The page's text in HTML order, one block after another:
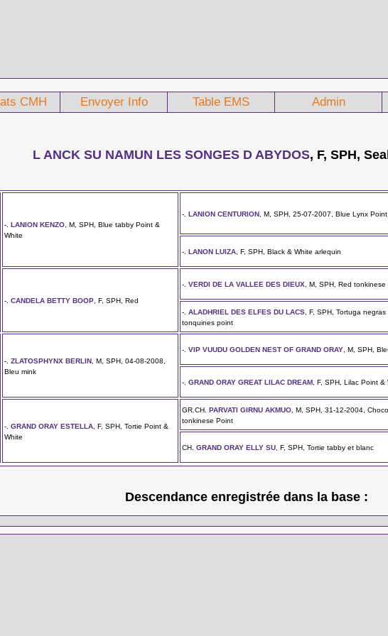
CMH Envoyer Info Table EMS Admin
L ANCK SU NAMUN LES SONGES D ABYDOS, F, SPH,
-.LANION KENZO , M, SPH, Blue tabby Point &
White
-.LANION CENTURION , M, SPH, 25-07-2007, Blue Lynx
-.LANON LUIZA , F, SPH, Black & White arlequin
-.CANDELA BETTY BOOP , F, SPH, Red
-.VERDI DE LA VALLEE DES DIEUX , M, SPH, Red
-.ALADHRIEL DES ELFES DU LACS , F, SPH, Tortuga negras
tonquines point
-.ZLATOSPHYNX BERLIN , M, SPH, 04-08-2008,
Bleu mink
-.VIP VUUDU GOLDEN NEST OF GRAND ORAY , M, SPH,
-.GRAND ORAY GREAT LILAC DREAM , F, SPH, Lilac Point &
-.GRAND ORAY ESTELLA , F, SPH, Tortie Point &
White
GR.CH.PARVATI GIRNU AKMUO , M, SPH, 31-12-2004,
tonkinese Point
CH.GRAND ORAY ELLY SU , F, SPH, Tortie tabby et blanc
Descendance enregistrée dans la base :